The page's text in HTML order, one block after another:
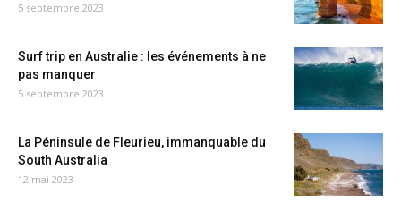
5 septembre 2023
Surf trip en Australie : les événements à ne
pas manquer
5 septembre 2023
La Péninsule de Fleurieu, immanquable du
South Australia
12 mai 2023